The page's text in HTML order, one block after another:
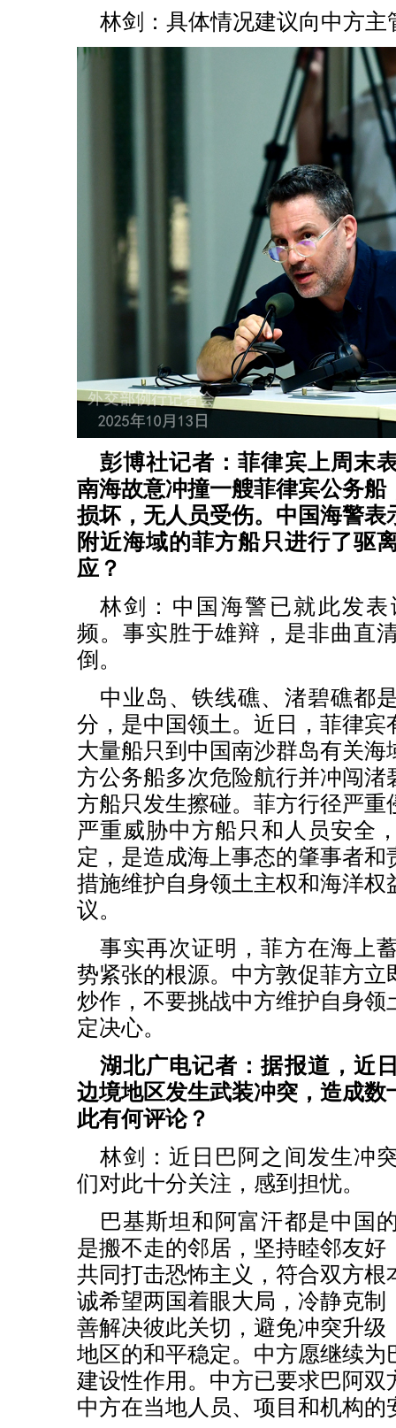
林剑：具体情况建议向中方主
彭博社记者：菲律宾上周末
南海故意冲撞一艘菲律宾公务船
损坏，无人员受伤。中国海警表
附近海域的菲方船只进行了驱
应？
林剑：中国海警已就此发
频。事实胜于雄辩，是非曲直
倒。
中业岛、铁线礁、渚碧礁都
分，是中国领土。近日，菲律宾
大量船只到中国南沙群岛有关海
方公务船多次危险航行并冲闯渚
方船只发生擦碰。菲方行径严重
严重威胁中方船只和人员安全
定，是造成海上事态的肇事者
措施维护自身领土主权和海洋权
议。
事实再次证明，菲方在海上
势紧张的根源。中方敦促菲方立
炒作，不要挑战中方维护自身领
定决心。
湖北广电记者：据报道，近
边境地区发生武装冲突，造成数
此有何评论？
林剑：近日巴阿之间发生冲
们对此十分关注，感到担忧。
巴基斯坦和阿富汗都是中国
是搬不走的邻居，坚持睦邻友好
共同打击恐怖主义，符合双方根
诚希望两国着眼大局，冷静克制
善解决彼此关切，避免冲突升级
地区的和平稳定。中方愿继续为
建设性作用。中方已要求巴阿双
中方在当地人员、项目和机构的